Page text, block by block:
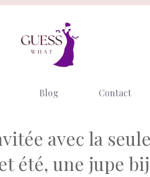
Blog Contact
avec la
été, une jupe